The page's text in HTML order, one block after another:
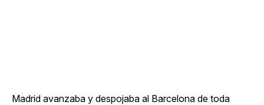
Madrid avanzaba y despojaba al Barcelona de toda